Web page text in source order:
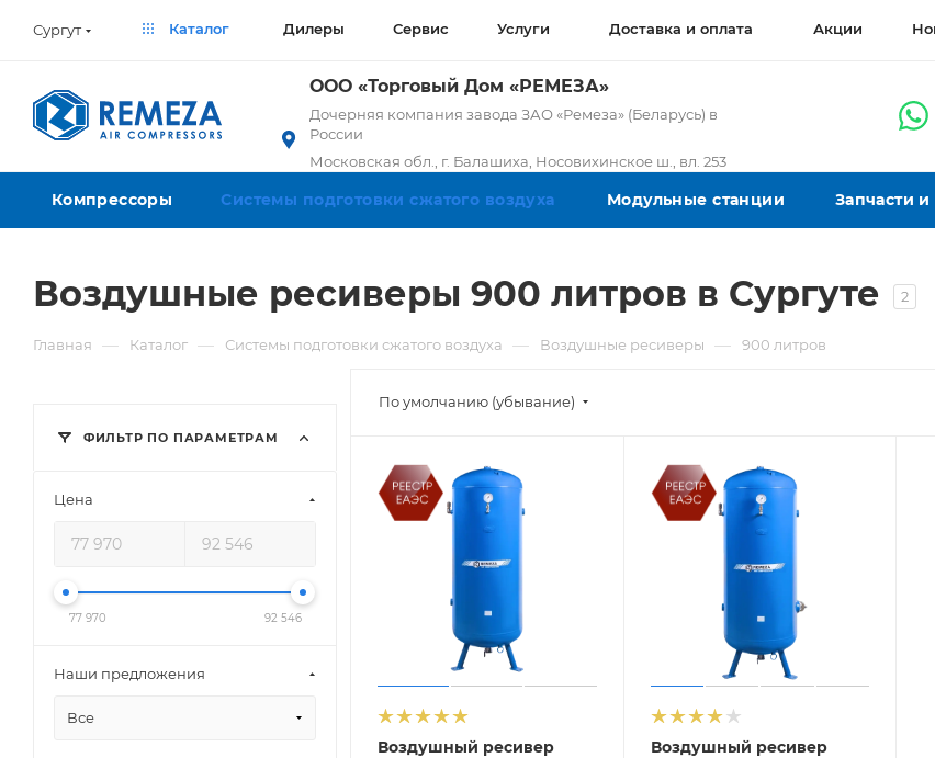
Сургут Каталог Дилеры Сервис Услуги Доставка и оплата Акции
ООО «Торговый Дом «РЕМЕЗА»
Дочерняя компания завода ЗАО «Ремеза» (Беларусь) в
России
Московская обл., г. Балашиха, Носовихинское ш., вл. 253
Компрессоры Системы подготовки сжатого воздуха Модульные станции Запчасти
Воздушные ресиверы 900 литров в Сургуте 2
Главная — Каталог — Системы подготовки сжатого воздуха — Воздушные ресиверы — 900 литров
По умолчанию (убывание)
Воздушный ресивер
Воздушный ресивер
ФИЛЬТР ПО ПАРАМЕТРАМ
Цена
77 970 92 546
Наши предложения
Все